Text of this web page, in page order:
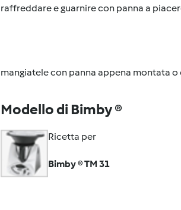
raffreddare e guarnire con panna a
mangiatele con panna appena montata
Modello di Bimby ®
Ricetta per
Bimby ® TM 31